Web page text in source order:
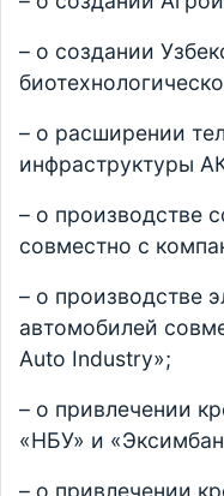
– о создании
– о расширении
инфраструктуры
– о производстве
совместно с
– о производстве
автомобилей
Auto Industry»;
– о привлечении
«НБУ» и